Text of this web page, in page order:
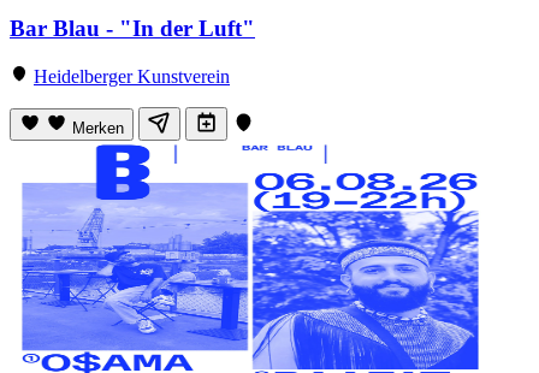
Bar Blau - "In der Luft"
Heidelberger Kunstverein
Merken